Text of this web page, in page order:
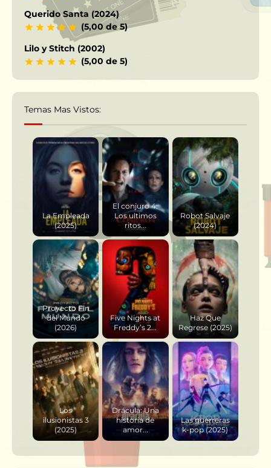
Querido Santa (2024)
(5,00 de 5)
Lilo y Stitch (2002)
(5,00 de 5)
Temas Mas Vistos:
La Empleada
(2025)
El conjuro 4:
Los ultimos
ritos...
Robot Salvaje
(2024)
Proyecto Fin
del Mundo
(2026)
Five Nights at
Freddy’s 2...
Haz Que
Regrese (2025)
Los
ilusionistas 3
(2025)
Drácula: Una
historia de
amor...
Las guerreras
k-pop (2025)